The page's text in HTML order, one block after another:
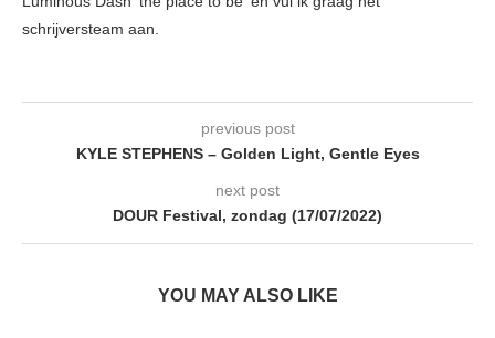
schrijversteam aan.
previous post
KYLE STEPHENS – Golden Light, Gentle Eyes
next post
DOUR Festival, zondag (17/07/2022)
YOU MAY ALSO LIKE